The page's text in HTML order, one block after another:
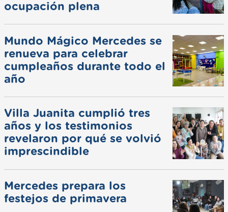
ocupación plena
Mundo Mágico Mercedes se
renueva para celebrar
cumpleaños durante todo el
año
Villa Juanita cumplió tres
años y los testimonios
revelaron por qué se volvió
imprescindible
Mercedes prepara los
festejos de primavera